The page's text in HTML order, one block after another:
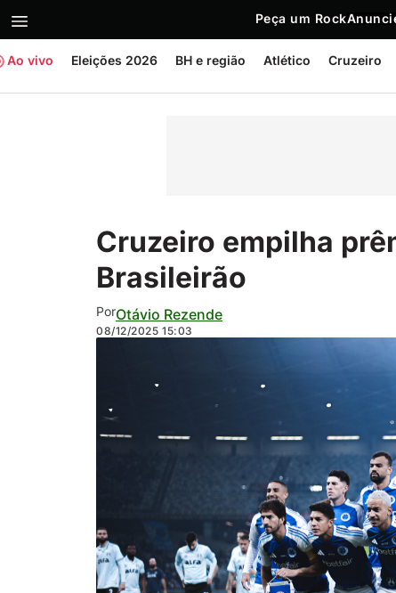
Peça um Rock
Ao vivo Eleições 2026 BH e região Atlético Cruzeiro
Cruzeiro empilha
Brasileirão
PorOtávio Rezende
08/12/2025 15:03